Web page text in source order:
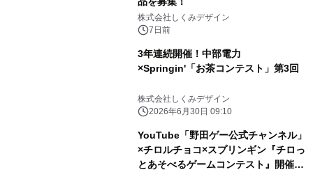
株式会社しくみデザイン
7日前
3年連続開催！中部電力
×Springin'「お茶コンテスト」第3回
株式会社しくみデザイン
2026年6月30日 09:10
YouTube「野田ゲー公式チャンネル」
×チロルチョコ×スプリンギン『チロっ
とあそべるゲームコンテスト』開催決